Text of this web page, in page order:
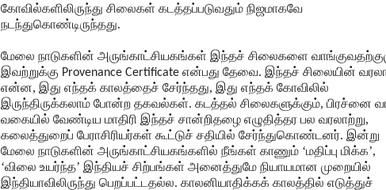
கோவில்களிலிருந்து சிலைகள் கடத்தப்படுவதும் நிஜமாகவே
நடந்துகொண்டிருந்தது.
மேலை நாடுகளின் அருங்காட்சியகங்கள் இந்தச் சிலைகளை
இவற்றுக்கு Provenance Certificate என்பது தேவை. இந்தச் சிலையின்
என்ன, இது எந்தக் காலத்தைச் சேர்ந்தது, இது எந்தக் கோவிலில்
இருந்திருக்கலாம் போன்ற தகவல்கள். கடத்தல் சிலைகளுக்கும், பிரச்னை
வகையில் வேண்டிய மாதிரி இந்தச் சான்றிதழை எழுதித்தர பல வரலாற்று,
கலைத்துறைப் பேராசிரியர்கள் கூட்டுச் சதியில் சேர்ந்துகொண்டனர். இன்று
மேலை நாடுகளின் அருங்காட்சியகங்களில் நீங்கள் காணும் ‘மதிப்பு மிக்க’,
‘விலை உயர்ந்த’ இந்தியச் சிற்பங்கள் அனைத்துமே நியாயமான முறையில்
இந்தியாவிலிருந்து பெறப்பட்டதல்ல. காலனியாதிக்கக் காலத்தில் எடுத்துச்